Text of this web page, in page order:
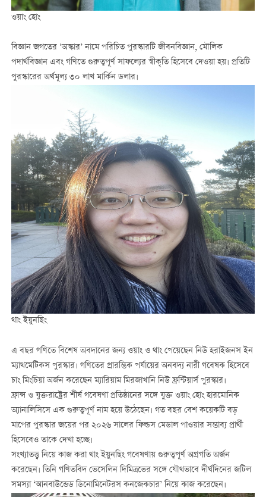
ওয়াং হোং
বিজ্ঞান জগতের ‘অস্কার’ নামে পরিচিত পুরস্কারটি জীবনবিজ্ঞান, মৌলিক
পদার্থবিজ্ঞান এবং গণিতে গুরুত্বপূর্ণ সাফল্যের স্বীকৃতি হিসেবে দেওয়া হয়। প্রতিটি
পুরস্কারের অর্থমূল্য ৩০ লাখ মার্কিন ডলার।
থাং ইয়ুনছিং
এ বছর গণিতে বিশেষ অবদানের জন্য ওয়াং ও থাং পেয়েছেন নিউ হরাইজনস ইন
ম্যাথমেটিকস পুরস্কার। গণিতের প্রারম্ভিক পর্যায়ের অনবদ্য নারী গবেষক হিসেবে
চাং মিংচিয়া অর্জন করেছেন ম্যারিয়াম মিরজাখানি নিউ ফ্রন্টিয়ার্স পুরস্কার।
ফ্রান্স ও যুক্তরাষ্ট্রের শীর্ষ গবেষণা প্রতিষ্ঠানের সঙ্গে যুক্ত ওয়াং হোং হারমোনিক
অ্যানালিসিসে এক গুরুত্বপূর্ণ নাম হয়ে উঠেছেন। গত বছর বেশ কয়েকটি বড়
মাপের পুরস্কার জয়ের পর ২০২৬ সালের ফিল্ডস মেডাল পাওয়ার সম্ভাব্য প্রার্থী
হিসেবেও তাকে দেখা হচ্ছে।
সংখ্যাতত্ত্ব নিয়ে কাজ করা থাং ইয়ুনছিং গবেষণায় গুরুত্বপূর্ণ অগ্রগতি অর্জন
করেছেন। তিনি গণিতবিদ ভেসেলিন দিমিত্রভের সঙ্গে যৌথভাবে দীর্ঘদিনের জটিল
সমস্যা ‘আনবাউন্ডেড ডিনোমিনেটরস কনজেকচার’ নিয়ে কাজ করেছেন।